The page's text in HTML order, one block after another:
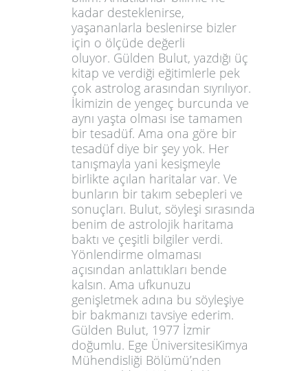
kadar desteklenirse,
yaşananlarla beslenirse bizler
için o ölçüde değerli
oluyor. Gülden Bulut, yazdığı üç
kitap ve verdiği eğitimlerle pek
çok astrolog arasından sıyrılıyor.
İkimizin de yengeç burcunda ve
aynı yaşta olması ise tamamen
bir tesadüf. Ama ona göre bir
tesadüf diye bir şey yok. Her
tanışmayla yani kesişmeyle
birlikte açılan haritalar var. Ve
bunların bir takım sebepleri ve
sonuçları. Bulut, söyleşi sırasında
benim de astrolojik haritama
baktı ve çeşitli bilgiler verdi.
Yönlendirme olmaması
açısından anlattıkları bende
kalsın. Ama ufkunuzu
genişletmek adına bu söyleşiye
bir bakmanızı tavsiye ederim.
Gülden Bulut, 1977 İzmir
doğumlu. Ege ÜniversitesiKimya
Mühendisliği Bölümü’nden